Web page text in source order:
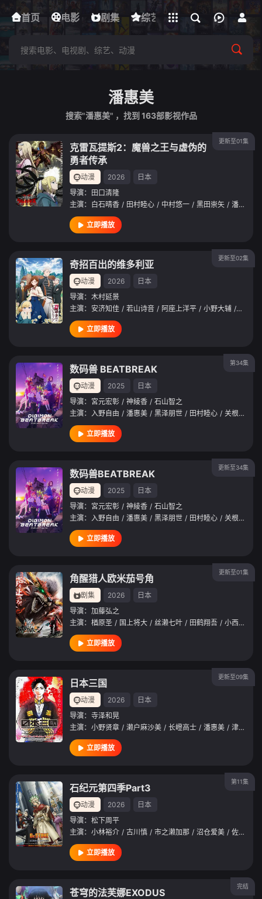
首页 电影 剧集 综艺 动漫 短剧
下载客户端
立即登录
潘惠美
搜索"潘惠美" ，找到 163部影视作品
更新至01集
克雷瓦提斯2：魔兽之王与虚伪的
勇者传承
动漫 2026
日本
导演：
田口清隆
主演： 白石晴香 / 田村睦心 / 中村悠一 / 黑田崇矢 / 潘惠美
立即播放
更新至02集
奇招百出的维多利亚
动漫 2026
日本
导演： 木村延景
主演： 安济知佳 / 若山诗音 / 阿座上洋平 / 小野大辅 / 潘惠美
立即播放
第34集
数码兽 BEATBREAK
动漫 2025
日本
导演： 宮元宏彰 / 神綾香 / 石山智之
主演： 入野自由 / 潘惠美 / 黑泽朋世 / 田村睦心 / 关根有咲
立即播放
更新至34集
数码兽BEATBREAK
动漫 2025
日本
导演： 宮元宏彰 / 神綾香 / 石山智之
主演： 入野自由 / 潘惠美 / 黑泽朋世 / 田村睦心 / 关根有咲
立即播放
更新至01集
角醒猎人欧米茄号角
剧集 2026
日本
导演： 加藤弘之
主演： 楢原圣 / 国上将大 / 丝濑七叶 / 田鹤翔吾 / 小西咏斗
立即播放
更新至09集
日本三国
动漫 2026
日本
导演： 寺泽和晃
主演： 小野贤章 / 濑户麻沙美 / 长嶝高士 / 潘惠美 / 津田美波
立即播放
第11集
石纪元第四季Part3
动漫 2026
日本
导演： 松下周平
主演： 小林裕介 / 古川慎 / 市之濑加那 / 沼仓爱美 / 佐藤元
立即播放
完结
苍穹的法芙娜EXODUS